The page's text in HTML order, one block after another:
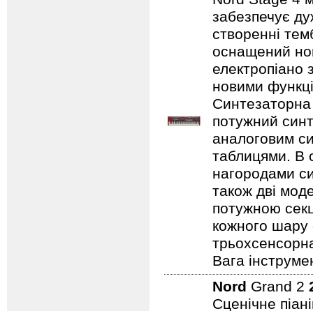
забезпечує
створенні
оснащений
електропіано
новими
потужний
аналоговим
таблицями. В
нагородами
також дві
потужною
кожного
Вага
Nord Grand 2
Сценічне